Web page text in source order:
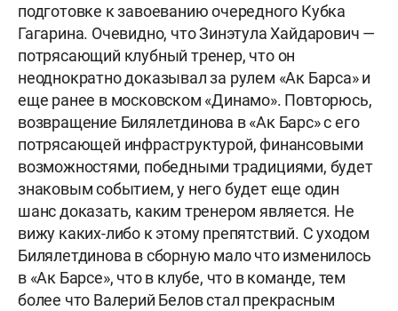
подготовке к завоеванию очередного Кубка
Гагарина. Очевидно, что Зинэтула Хайдарович —
потрясающий клубный тренер, что он
неоднократно доказывал за рулем «Ак Барса» и
еще ранее в московском «Динамо». Повторюсь,
возвращение Билялетдинова в «Ак Барс» с его
потрясающей инфраструктурой, финансовыми
возможностями, победными традициями, будет
знаковым событием, у него будет еще один
шанс доказать, каким тренером является. Не
вижу каких-либо к этому препятствий. С уходом
Билялетдинова в сборную мало что изменилось
в «Ак Барсе», что в клубе, что в команде, тем
более что Валерий Белов стал прекрасным